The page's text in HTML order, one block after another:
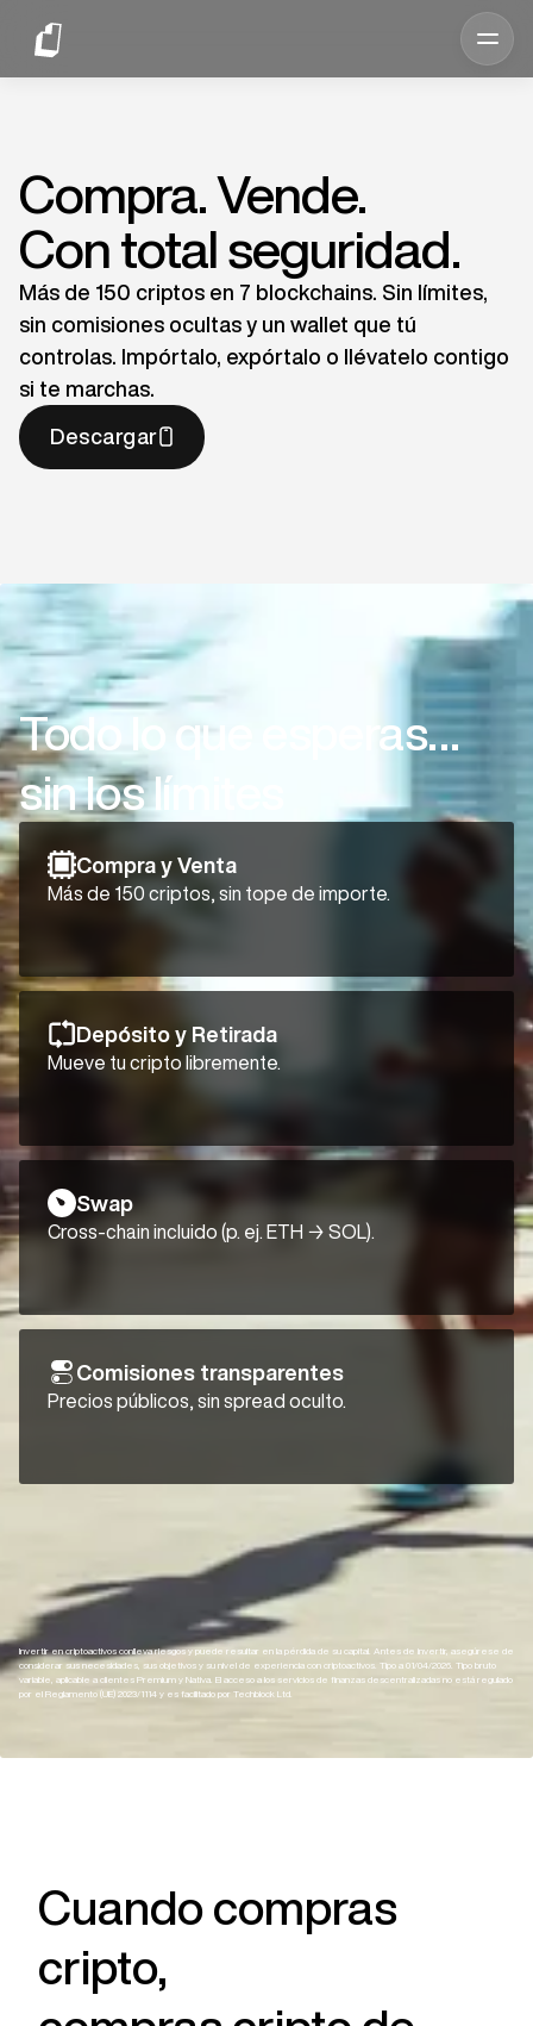
Compra. Vende.
Con total seguridad.
Más de 150 criptos en 7 blockchains. Sin límites,
sin comisiones ocultas y un wallet que tú
controlas. Impórtalo, expórtalo o llévatelo contigo
si te marchas.
Descargar
Todo lo que esperas…
sin los límites
Compra y Venta
Más de 150 criptos, sin tope de importe.
Depósito y Retirada
Mueve tu cripto libremente.
Swap
Cross-chain incluido (p. ej. ETH → SOL).
Comisiones transparentes
Precios públicos, sin spread oculto.
Invertir en criptoactivos conlleva riesgos y puede resultar en la pérdida de su capital. Antes de invertir, asegúrese de
considerar sus necesidades, sus objetivos y su nivel de experiencia con criptoactivos. Tipo a 01/04/2026. Tipo bruto
variable, aplicable a clientes Premium y Nativa. El acceso a los servicios de finanzas descentralizadas no está regulado
por el Reglamento (UE) 2023/1114 y es facilitado por Techblock Ltd.
Cuando compras
cripto,